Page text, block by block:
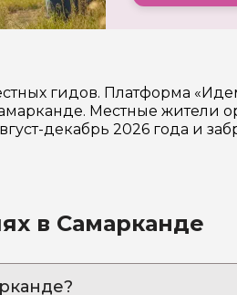
гидов. Платформа
Местные жители
декабрь 2026 года и
в Самарканде